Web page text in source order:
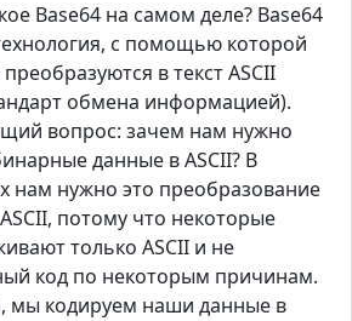
Base64 на самом деле? Base64
с помощью которой
в текст ASCII
обмена информацией).
вопрос: зачем нам нужно
данные в ASCII? В
нам нужно это преобразование
потому что некоторые
только ASCII и не
код по некоторым причинам.
мы кодируем наши данные в